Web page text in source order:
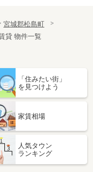
宮城郡松島町
貸 物件一覧
「住みたい街」
を見つけよう
家賃相場
人気タウン
ランキング